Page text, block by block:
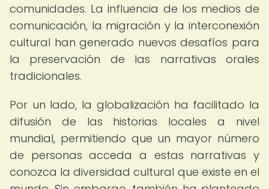
comunidades. La influencia de los medios de
comunicación, la migración y la interconexión
cultural han generado nuevos desafíos para
la preservación de las narrativas orales
tradicionales.
Por un lado, la globalización ha facilitado la
difusión de las historias locales a nivel
mundial, permitiendo que un mayor número
de personas acceda a estas narrativas y
conozca la diversidad cultural que existe en el